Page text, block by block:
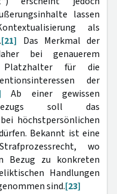
lassen
als
[21] Das Merkmal der
bei genauerem
für die
der
Ab einer gewissen
soll das
höchstpersönlichen
Bekannt ist eine
wo
Bezug zu konkreten
Handlungen
sind.[23]